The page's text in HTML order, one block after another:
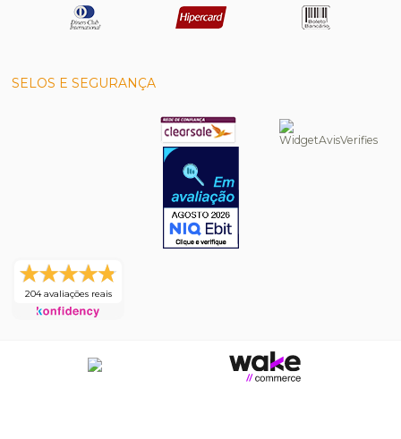
SELOS E SEGURANÇA
204 avaliações reais